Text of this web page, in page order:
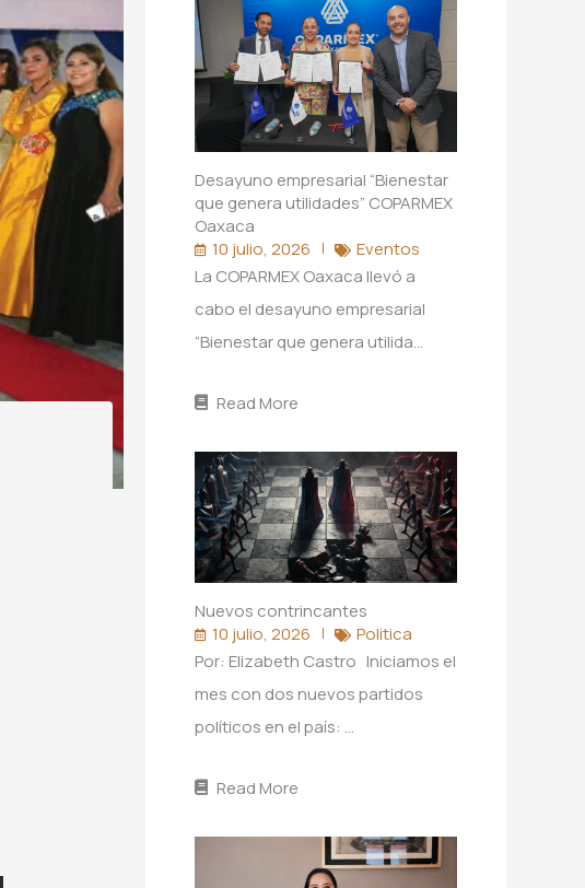
Desayuno empresarial “Bienestar
que genera utilidades” COPARMEX
Oaxaca
10 julio, 2026
Eventos
La COPARMEX Oaxaca llevó a
cabo el desayuno empresarial
“Bienestar que genera utilida…
Read More
Nuevos contrincantes
10 julio, 2026
Politica
Por: Elizabeth Castro Iniciamos el
mes con dos nuevos partidos
políticos en el país: …
Read More